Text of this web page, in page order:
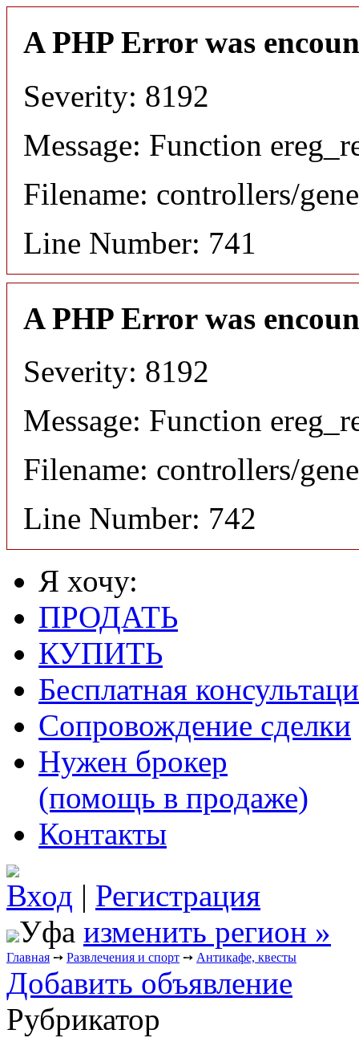
A PHP Error was
Severity: 8192
Message: Function
Filename: controllers/
Line Number: 741
A PHP Error was
Severity: 8192
Message: Function
Filename: controllers/
Line Number: 742
Я хочу:
ПРОДАТЬ
КУПИТЬ
Бесплатная
Сопровождение сделки
Нужен брокер
(помощь в продаже)
Контакты
Вход | Регистрация
Уфа изменить регион »
Главная ➙ Развлечения и спорт ➙ Антикафе, квесты
Добавить объявление
Рубрикатор